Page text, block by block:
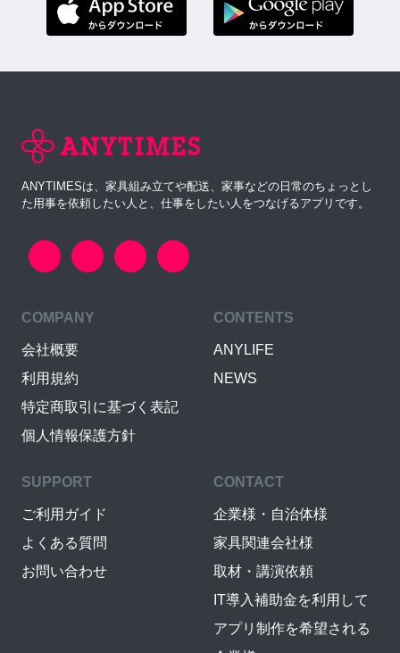
ANYTIMESは、家具組み立てや配送、家事などの日常のちょっとし
た用事を依頼したい人と、仕事をしたい人をつなげるアプリです。
COMPANY
会社概要
利用規約
特定商取引に基づく表記
個人情報保護方針
CONTENTS
ANYLIFE
NEWS
SUPPORT
ご利用ガイド
よくある質問
お問い合わせ
CONTACT
企業様・自治体様
家具関連会社様
取材・講演依頼
IT導入補助金を利用して
アプリ制作を希望される